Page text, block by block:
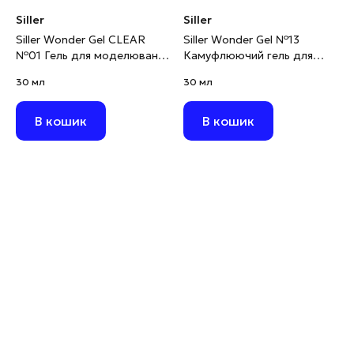
Siller
Siller Wonder Gel CLEAR
№01 Гель для моделювання
30 мл
В кошик
Siller
Siller Wonder Gel №13
Камуфлюючий гель для
30 мл
30 мл
В кошик